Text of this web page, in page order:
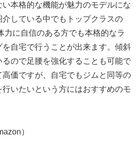
本格的な機能が魅力のモデルにな
介している中でもトップクラスの
力に自信のある方でも本格的なラ
自宅で行うことが出来ます。傾斜
ので足腰を強化することも可能で
価ですが、自宅でもジムと同等の
いたいという方にはおすすめのモ
）